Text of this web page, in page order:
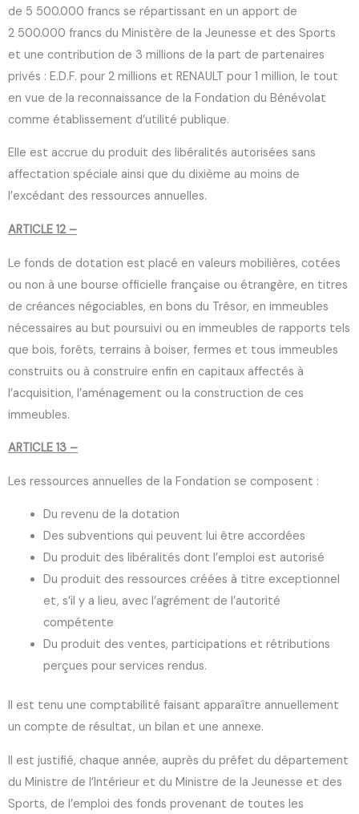
de 5 500.000 francs se répartissant en un apport de
2 500.000 francs du Ministère de la Jeunesse et des Sports
et une contribution de 3 millions de la part de partenaires
privés : E.D.F. pour 2 millions et RENAULT pour 1 million, le tout
en vue de la reconnaissance de la Fondation du Bénévolat
comme établissement d’utilité publique.
Elle est accrue du produit des libéralités autorisées sans
affectation spéciale ainsi que du dixième au moins de
l’excédant des ressources annuelles.
ARTICLE 12 –
Le fonds de dotation est placé en valeurs mobilières, cotées
ou non à une bourse officielle française ou étrangère, en titres
de créances négociables, en bons du Trésor, en immeubles
nécessaires au but poursuivi ou en immeubles de rapports tels
que bois, forêts, terrains à boiser, fermes et tous immeubles
construits ou à construire enfin en capitaux affectés à
l’acquisition, l’aménagement ou la construction de ces
immeubles.
ARTICLE 13 –
Les ressources annuelles de la Fondation se composent :
Du revenu de la dotation
Des subventions qui peuvent lui être accordées
Du produit des libéralités dont l’emploi est autorisé
Du produit des ressources créées à titre exceptionnel
et, s’il y a lieu, avec l’agrément de l’autorité
compétente
Du produit des ventes, participations et rétributions
perçues pour services rendus.
Il est tenu une comptabilité faisant apparaître annuellement
un compte de résultat, un bilan et une annexe.
Il est justifié, chaque année, auprès du préfet du département
du Ministre de l’Intérieur et du Ministre de la Jeunesse et des
Sports, de l’emploi des fonds provenant de toutes les